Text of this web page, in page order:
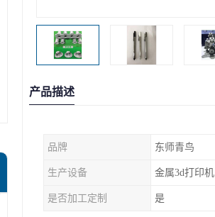
产品描述
品牌 东师青鸟
生产设备 金属3d打印机
是否加工定制 是